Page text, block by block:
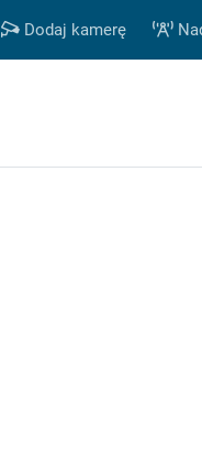
Dodaj kamerę